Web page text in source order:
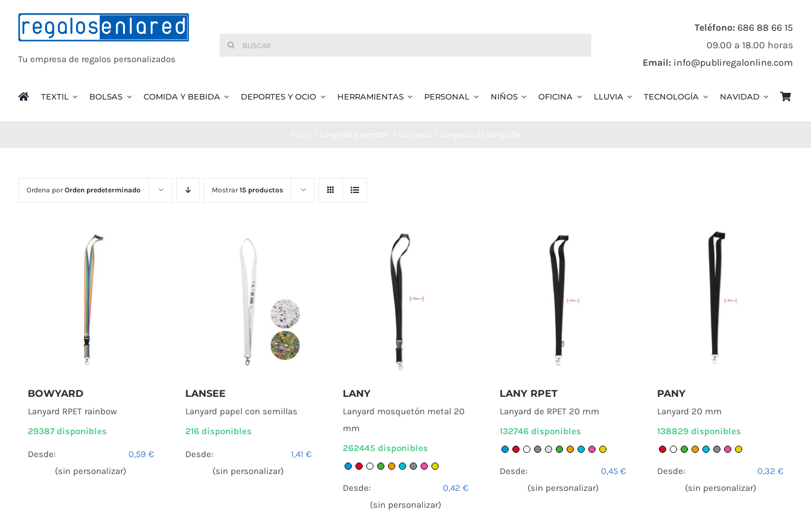
contenido
Tu empresa de regalos personalizados
Buscar:
Teléfono: 686 88 66 15
09.00 a 18.00 horas
Email: info@publiregalonline.com
TEXTIL BOLSAS COMIDA Y BEBIDA DEPORTES Y OCIO HERRAMIENTAS PERSONAL NIÑOS OFICINA LLUVIA TECNOLOGÍA NAVIDAD
Ordena porOrden predeterminado Mostrar15 productos
BOWYARD
Lanyard RPET rainbow
29387 disponibles
Desde: 0,59 €
(sin personalizar)
LANSEE
Lanyard papel con semillas
216 disponibles
Desde: 1,41 €
(sin personalizar)
LANY
Lanyard mosquetón metal 20
mm
262445 disponibles
Desde: 0,42€
(sin personalizar)
LANY RPET
Lanyard de RPET 20 mm
132746 disponibles
Desde: 0,45€
(sin personalizar)
PANY
Lanyard 20 mm
138829 disponibles
Desde: 0,32 €
(sin personalizar)